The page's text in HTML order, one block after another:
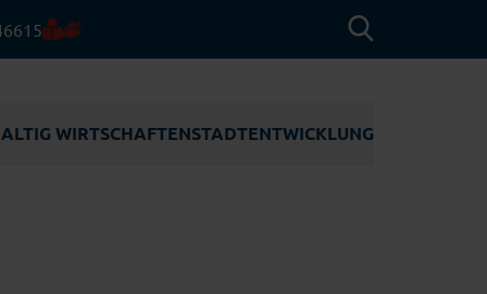
WIRTSCHAFTENSTADT­ENTWICKLUNG